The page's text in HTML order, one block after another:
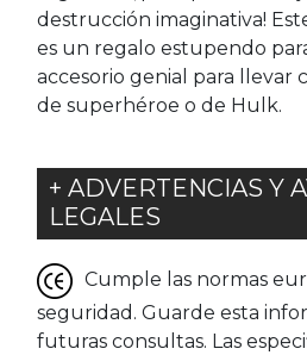
destrucción imaginativa!
es un regalo estupendo
accesorio genial para llevar
de superhéroe o de Hulk.
+ ADVERTENCIAS Y
LEGALES
Cumple las normas
seguridad. Guarde esta
futuras consultas. Las